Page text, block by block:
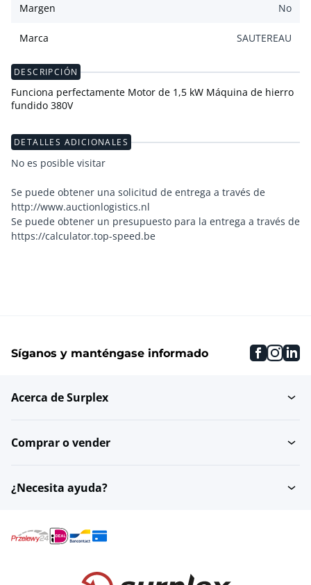
Margen No
Marca SAUTEREAU
DESCRIPCIÓN
Funciona perfectamente Motor de 1,5 kW Máquina de hierro
fundido 380V
DETALLES ADICIONALES
No es posible visitar
Se puede obtener una solicitud de entrega a través de
http://www.auctionlogistics.nl
Se puede obtener un presupuesto para la entrega a través de
https://calculator.top-speed.be
Síganos y manténgase informado
Acerca de Surplex
Comprar o vender
¿Necesita ayuda?